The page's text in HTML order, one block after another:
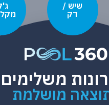
שיש /
ג'קוזי
מקלחונים
משלימים
מושלמת